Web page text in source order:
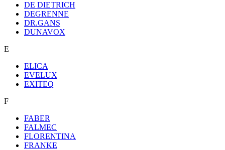
DE DIETRICH
DEGRENNE
DR.GANS
DUNAVOX
E
ELICA
EVELUX
EXITEQ
F
FABER
FALMEC
FLORENTINA
FRANKE